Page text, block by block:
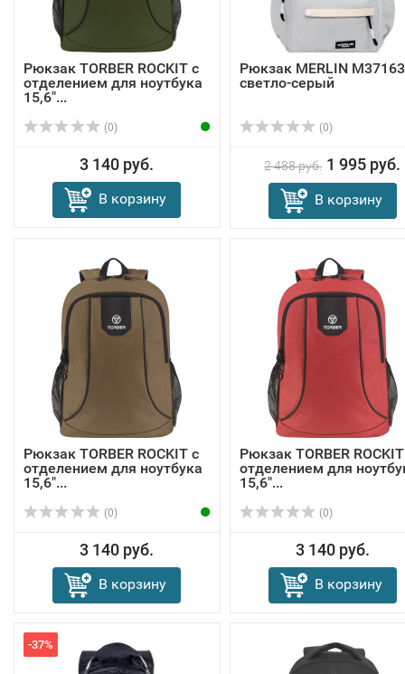
Рюкзак TORBER ROCKIT с
отделением для ноутбука
15,6"...
(0)
3 140 руб.
В корзину
Рюкзак MERLIN M37163
светло-серый
(0)
2 488 руб. 1 995 руб.
В корзину
Рюкзак TORBER ROCKIT с
отделением для ноутбука
15,6"...
(0)
3 140 руб.
В корзину
Рюкзак TORBER
отделением для
15,6"...
(0)
3 140 руб.
В корзину
-37%